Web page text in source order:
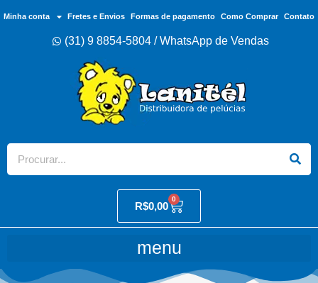
Minha conta Fretes e Envios Formas de pagamento Como Comprar Contato
(31) 9 8854-5804 / WhatsApp de Vendas
R$0,00
0